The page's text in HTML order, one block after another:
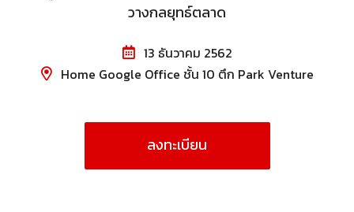
วางกลยุทธ์ตลาด
13 ธันวาคม 2562
Home Google Office ชั้น 10 ตึก Park Venture
ลงทะเบียน